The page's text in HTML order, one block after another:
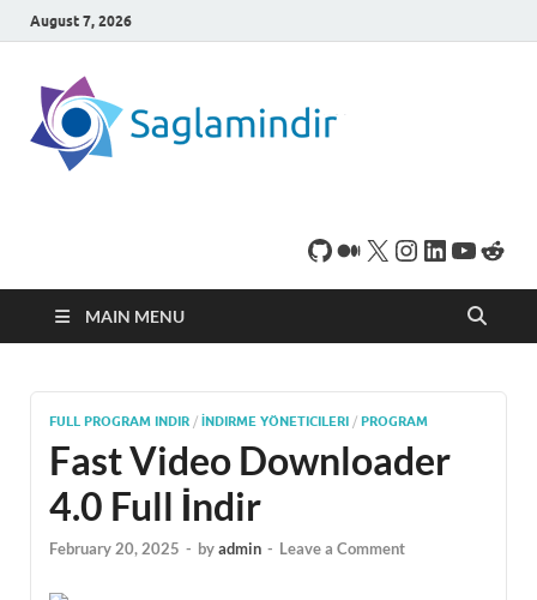
August 7, 2026
indirebileceğiniz sade
bir indirme sitesidir.
MAIN MENU
FULL PROGRAM INDIR / İNDIRME YÖNETICILERI / PROGRAM
Fast Video Downloader
4.0 Full İndir
February 20, 2025 - byadmin - Leave a Comment